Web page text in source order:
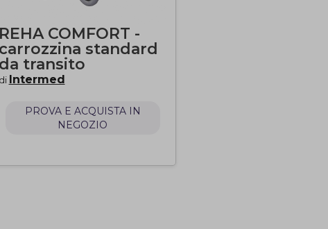
REHA COMFORT -
carrozzina standard
da transito
di Intermed
PROVA E ACQUISTA IN
NEGOZIO